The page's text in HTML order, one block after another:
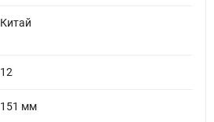
Китай
12
151 мм